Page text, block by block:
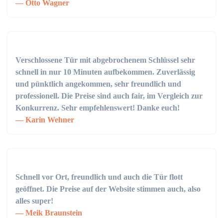
Otto Wagner
Verschlossene Tür mit abgebrochenem Schlüssel sehr
schnell in nur 10 Minuten aufbekommen. Zuverlässig
und pünktlich angekommen, sehr freundlich und
professionell. Die Preise sind auch fair, im Vergleich zur
Konkurrenz. Sehr empfehlenswert! Danke euch!
Karin Wehner
Schnell vor Ort, freundlich und auch die Tür flott
geöffnet. Die Preise auf der Website stimmen auch, also
alles super!
Meik Braunstein